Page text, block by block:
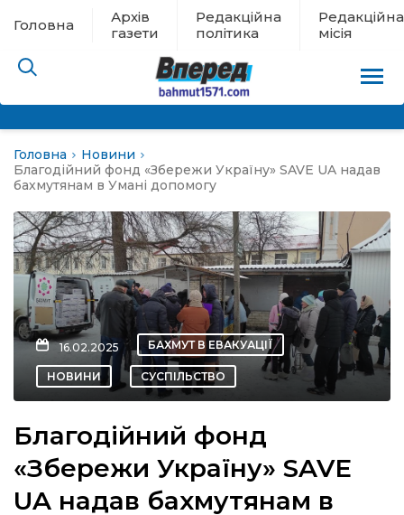
Головна
Архів
газети
Редакційна
політика
Редакційна
місія
евакуації
новини
Головна
Новини
Благодійний фонд «Збережи Україну» SAVE UA надав
бахмутянам в Умані допомогу
16.02.2025 БАХМУТ В ЕВАКУАЦІЇ
НОВИНИ СУСПІЛЬСТВО
Благодійний фонд
«Збережи Україну» SAVE
UA надав бахмутянам в